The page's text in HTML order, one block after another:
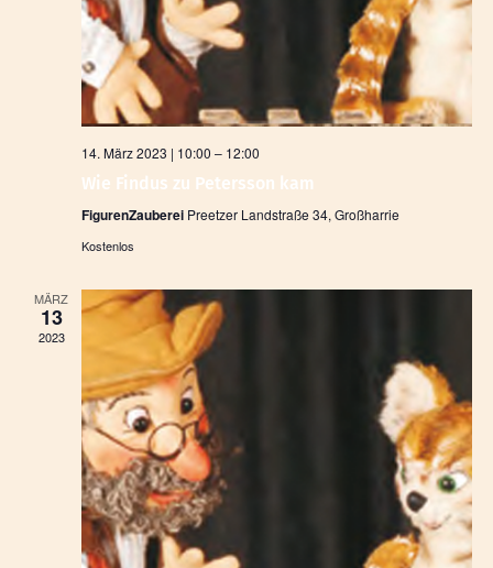
14. März 2023 | 10:00 – 12:00
Wie Findus zu Petersson kam
FigurenZauberei Preetzer Landstraße 34, Großharrie
Kostenlos
MÄRZ
13
2023